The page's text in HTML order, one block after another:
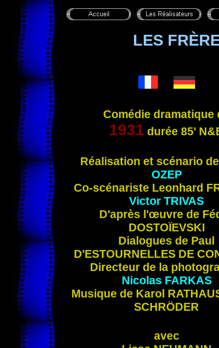
LES
Comédie dramatique
1931 durée 85'
Réalisation et scénario
OZEP
Co-scénariste Leonhard
Victor TRIVAS
D'après l'œuvre de
DOSTOÏEVSKI
Dialogues de Paul
D'ESTOURNELLES DE
Directeur de la
Nicolas FARKAS
Musique de Karol
SCHRÖDER
avec